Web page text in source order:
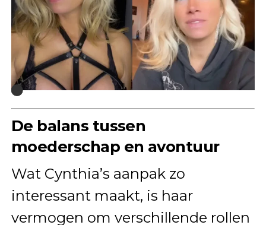
De balans tussen
moederschap en avontuur
Wat Cynthia’s aanpak zo
interessant maakt, is haar
vermogen om verschillende rollen